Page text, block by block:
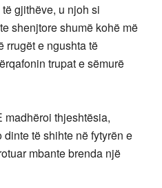
gjithëve, u njoh si
shenjtore shumë kohë më
rrugët e ngushta të
trupat e sëmurë
madhëroi thjeshtësia,
të shihte në fytyrën e
mbante brenda një